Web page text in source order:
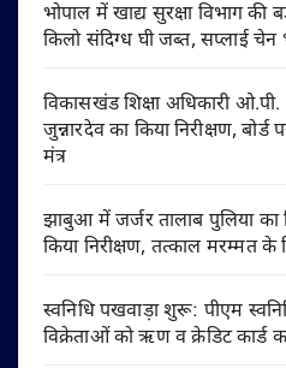
भोपाल में खाद्य सुरक्षा विभाग की
किलो संदिग्ध घी जब्त, सप्लाई
विकासखंड शिक्षा अधिकारी ओ.पी.
जुन्नारदेव का किया निरीक्षण, बोर्ड
मंत्र
झाबुआ में जर्जर तालाब पुलिया का
किया निरीक्षण, तत्काल मरम्मत के
स्वनिधि पखवाड़ा शुरू: पीएम
विक्रेताओं को ऋण व क्रेडिट कार्ड